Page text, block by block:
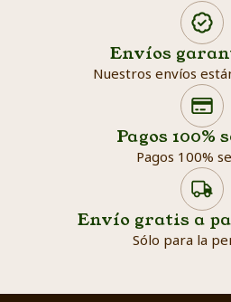
Envíos
Nuestros envíos
Pagos 100%
Pagos 100%
Envío gratis a
Sólo para la